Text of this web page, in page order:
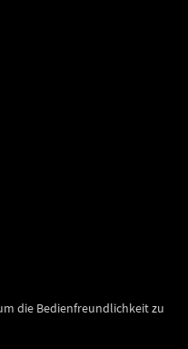
die Bedienfreundlichkeit zu